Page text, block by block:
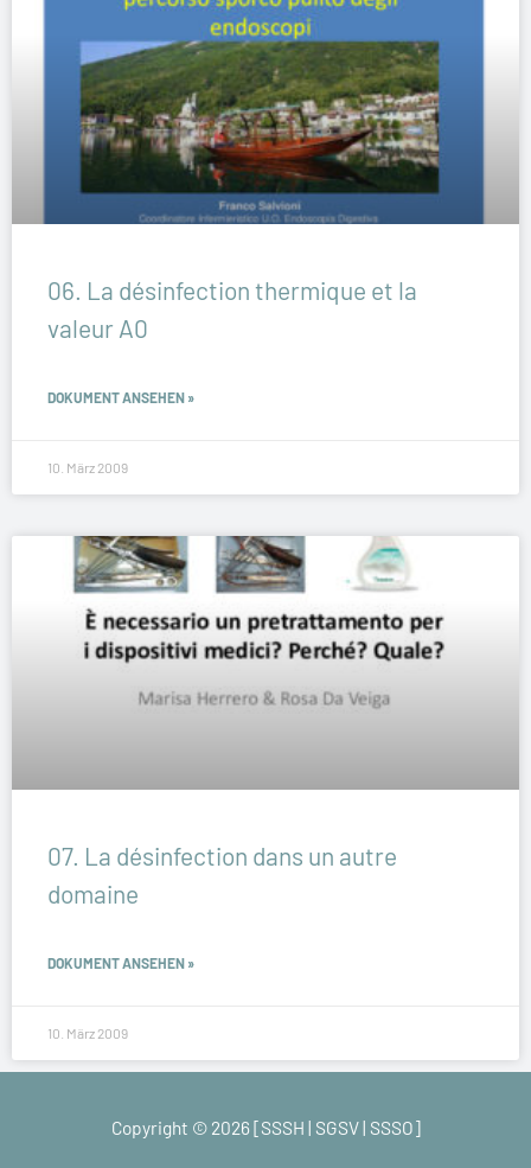
06. La désinfection thermique et la
valeur A0
DOKUMENT ANSEHEN »
10. März 2009
07. La désinfection dans un autre
domaine
DOKUMENT ANSEHEN »
10. März 2009
Copyright © 2026 [SSSH | SGSV | SSSO]